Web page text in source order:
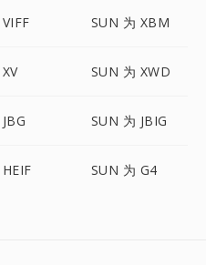
SUN 为 XBM
SUN 为 XWD
SUN 为 JBIG
SUN 为 G4